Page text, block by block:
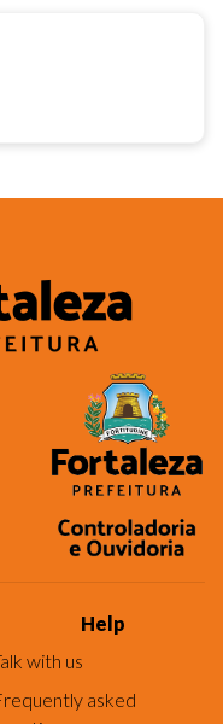
Help
with us
asked